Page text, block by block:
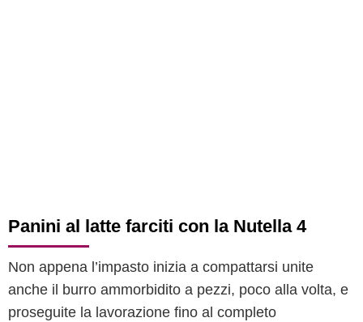
Panini al latte farciti con la Nutella 4
Non appena l’impasto inizia a compattarsi unite
anche il burro ammorbidito a pezzi, poco alla volta, e
proseguite la lavorazione fino al completo